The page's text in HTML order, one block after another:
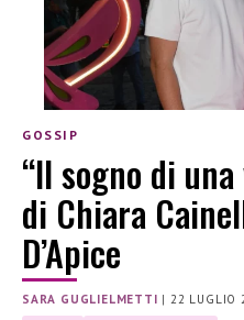
GOSSIP
“Il sogno di
di Chiara
D’Apice
SARA GUGLIELMETTI |22 LUGLIO